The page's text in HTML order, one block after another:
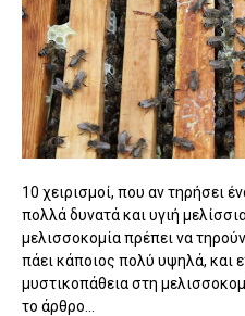
10 χειρισμοί, που αν τηρήσει
πολλά δυνατά και υγιή
μελισσοκομία πρέπει να
πάει κάποιος πολύ υψηλά, και
μυστικοπάθεια στη
το άρθρο...